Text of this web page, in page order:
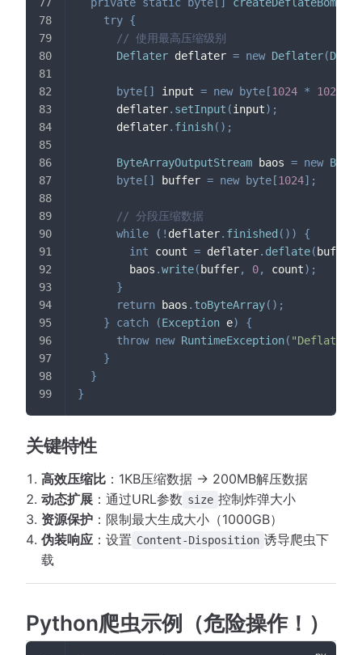
try {
// 使用最高压缩级别
Deflater deflater = new Deflater(
byte [ ] input = new byte [1024 * 1024
      deflater
. setInput (input) ;
      deflater
. finish( ) ;
ByteArrayOutputStream baos = new
byte [ ] buffer = new byte [1024] ;
// 分段压缩数据
while
( ! deflater. finished ( ) )
{
int count = deflater. deflate( buffer
        baos
.write( buffer, 0, count) ;
}
return baos . toByteArray( ) ;
}
catch (Exception e)
{
throw new RuntimeException( "Deflate
}
}
}
关键特性
高效压缩比 ：1KB压缩数据 → 200MB解压数据
动态扩展 ：通过URL参数 size 控制炸弹大小
资源保护 ：限制最大生成大小（1000GB）
伪装响应 ：设置 Content-Disposition 诱导爬虫下
载
Python爬虫示例（危险操作！）